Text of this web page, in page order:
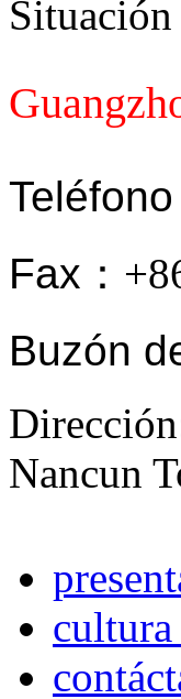
Teléfono
Fax ：
Buzón
Nancun
cultura